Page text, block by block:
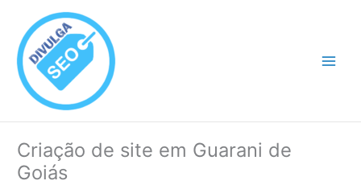
conteúdo
Criação de site em Guarani de
Goiás